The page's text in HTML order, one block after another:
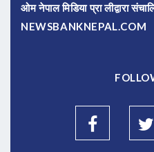
ओम नेपाल मिडिया प्रा लीद्वारा
NEWSBANKNEPAL.COM